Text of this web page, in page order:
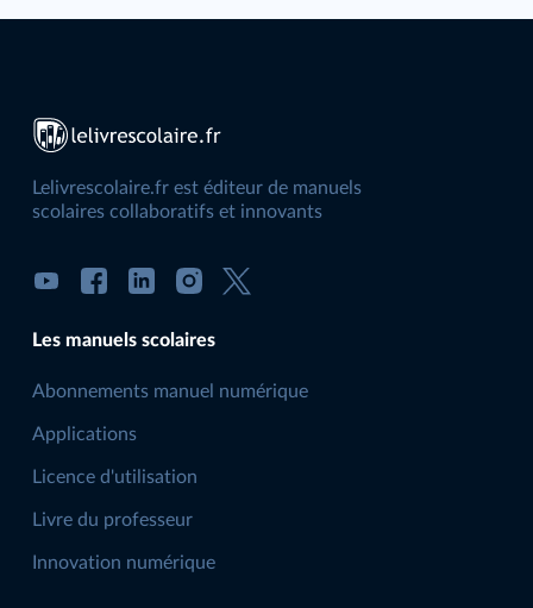
Lelivrescolaire.fr est éditeur de manuels
scolaires collaboratifs et innovants
Les manuels scolaires
Abonnements manuel numérique
Applications
Licence d'utilisation
Livre du professeur
Innovation numérique